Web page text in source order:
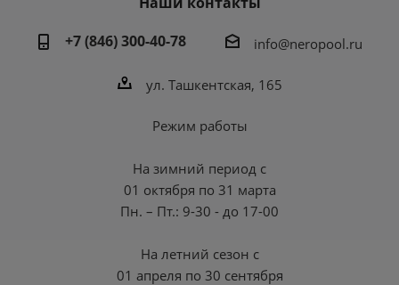
+7 (846) 300-40-78
info@neropool.ru
ул. Ташкентская, 165
Режим работы
На зимний период с
01 октября по 31 марта
Пн. – Пт.: 9-30 - до 17-00
На летний сезон с
01 апреля по 30 сентября